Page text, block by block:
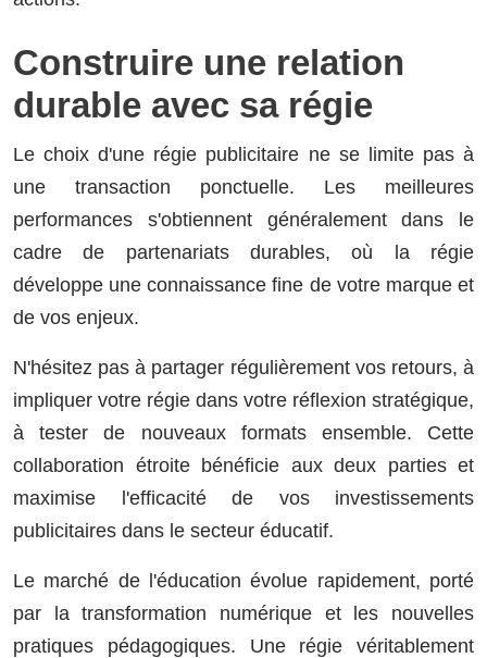
Construire une relation
durable avec sa régie
Le choix d'une régie publicitaire ne se limite pas à
une transaction ponctuelle. Les meilleures
performances s'obtiennent généralement dans le
cadre de partenariats durables, où la régie
développe une connaissance fine de votre marque et
de vos enjeux.
N'hésitez pas à partager régulièrement vos retours, à
impliquer votre régie dans votre réflexion stratégique,
à tester de nouveaux formats ensemble. Cette
collaboration étroite bénéficie aux deux parties et
maximise l'efficacité de vos investissements
publicitaires dans le secteur éducatif.
Le marché de l'éducation évolue rapidement, porté
par la transformation numérique et les nouvelles
pratiques pédagogiques. Une régie véritablement